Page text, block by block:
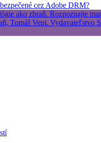
cez Adobe DRM?